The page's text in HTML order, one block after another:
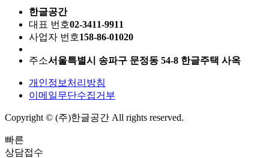
한글공간
대표 번호02-3411-9911
사업자 번호158-86-01020
주소서울특별시 송파구 문정동 54-8 한글주택 사옥
개인정보처리방침
이메일무단수집거부
Copyright © (주)한글공간 All rights reserved.
빠른
상담접수